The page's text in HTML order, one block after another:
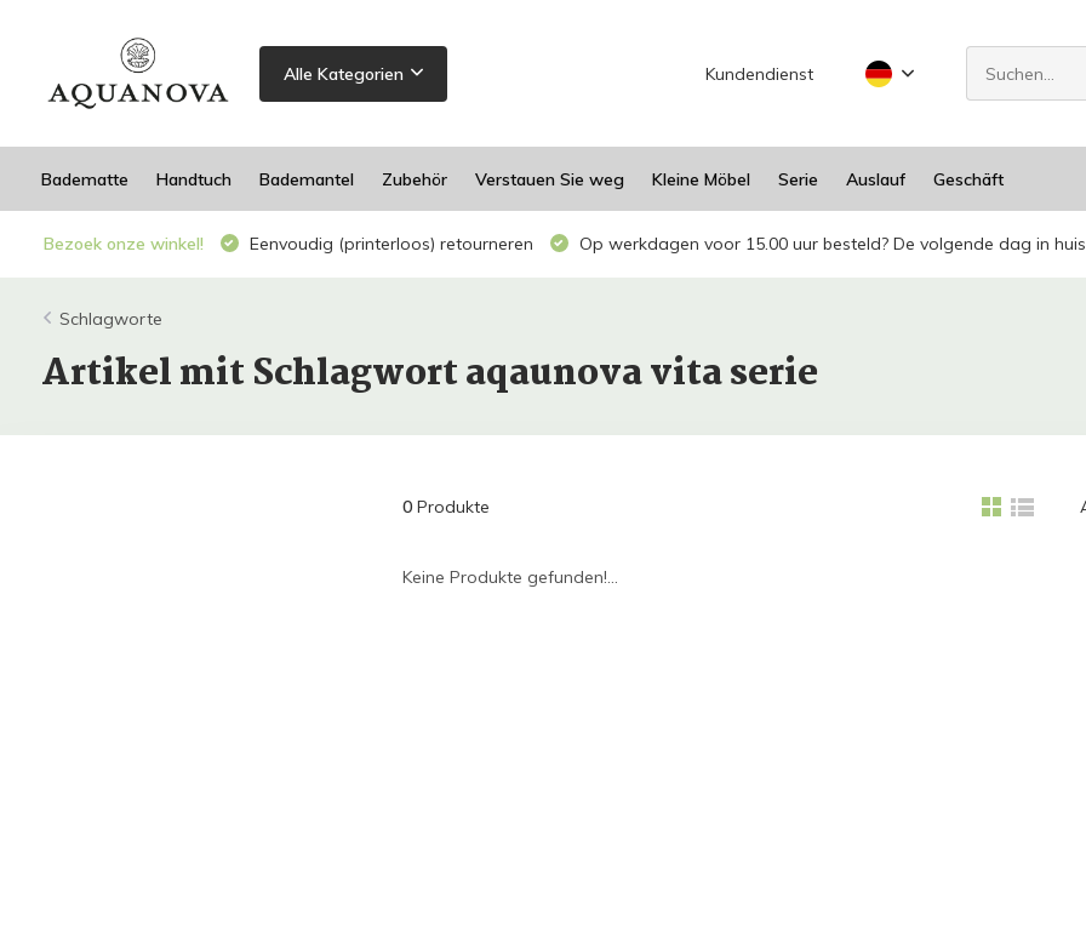
Alle Kategorien Kundendienst
Badematte Handtuch Bademantel Zubehör Verstauen Sie weg Kleine Möbel Serie Auslauf Geschäft
Bezoek onze winkel! Eenvoudig (printerloos) retourneren Op werkdagen voor 15.00 uur besteld? De volgende dag in
Schlagworte
Artikel mit Schlagwort aqaunova vita serie
0Produkte
Keine Produkte gefunden!...